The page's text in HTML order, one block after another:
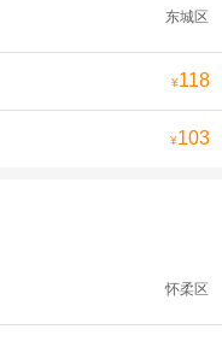
东城区
¥118
¥103
怀柔区